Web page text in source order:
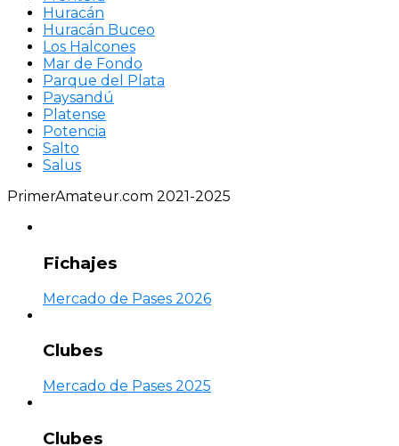
Huracán
Huracán Buceo
Los Halcones
Mar de Fondo
Parque del Plata
Paysandú
Platense
Potencia
Salto
Salus
PrimerAmateur.com 2021-2025
Fichajes
Mercado de Pases 2026
Clubes
Mercado de Pases 2025
Clubes